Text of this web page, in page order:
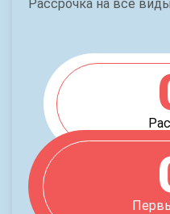
Рассрочка на все